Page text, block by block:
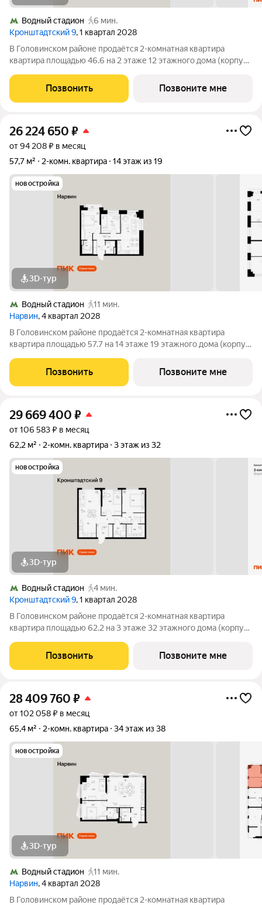
Водный стадион
6 мин.
Кронштадтский 9, 1 квартал 2028
В Головинском районе продаётся 2-комнатная квартира
квартира площадью 46.6 на 2 этаже 12 этажного дома (корпус
расположение 3 минуты пешком до станции метро «Водный
стадион». 2 минуты на
Позвонить Позвоните мне
26 224 650 ₽
от 94 208 ₽ в месяц
57,7 м²
2-комн. квартира 14 этаж из 19
новостройка
3D-тур
Водный стадион
11 мин.
Нарвин, 4 квартал 2028
В Головинском районе продаётся 2-комнатная квартира
квартира площадью 57.7 на 14 этаже 19 этажного дома (корпус
10 минут пешком до станции метро «Водный стадион» и 20
минут до МЦК «Коптево».
Позвонить Позвоните мне
29 669 400 ₽
от 106 583 ₽ в месяц
62,2 м²
2-комн. квартира 3 этаж из 32
новостройка
3D-тур
Водный стадион
4 мин.
Кронштадтский 9, 1 квартал 2028
В Головинском районе продаётся 2-комнатная квартира
квартира площадью 62.2 на 3 этаже 32 этажного дома (корпус
расположение 3 минуты пешком до станции метро «Водный
стадион». 2 минуты на
Позвонить Позвоните мне
28 409 760 ₽
от 102 058 ₽ в месяц
65,4 м²
2-комн. квартира 34 этаж из 38
новостройка
3D-тур
Водный стадион
11 мин.
Нарвин, 4 квартал 2028
В Головинском районе продаётся 2-комнатная квартира